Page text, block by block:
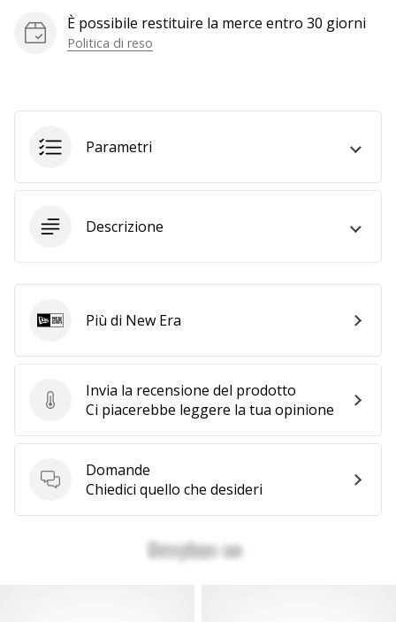
un
fanatico
noi?
come
Ambassador.
tutti gli
È possibile restituire la merce entro 30 giorni
Politica di reso
Parametri
Descrizione
Invia la recensione del prodotto
Invia la recensione del prodotto
Ci piacerebbe leggere la tua opinione
Domande
Domande
Chiedici quello che desideri
New EraPiù di New Era